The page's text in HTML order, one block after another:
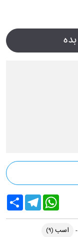
Share
TelegramWhatsApp
اسب (۹)